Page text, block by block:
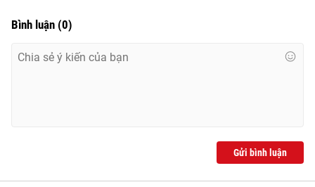
Bình luận (0)
Gửi bình luận